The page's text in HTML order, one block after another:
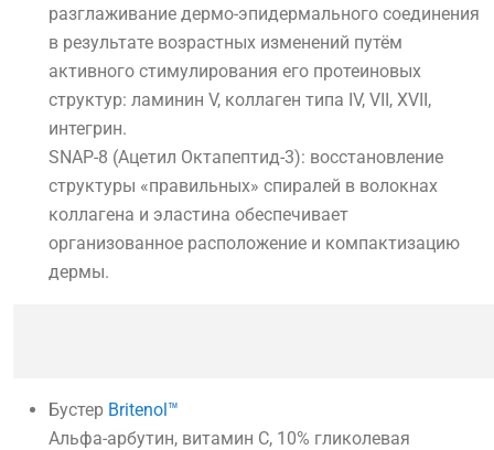
разглаживание дермо-эпидермального соединения
в результате возрастных изменений путём
активного стимулирования его протеиновых
структур: ламинин V, коллаген типа IV, VII, XVII,
интегрин.
SNAP-8 (Ацетил Октапептид-3): восстановление
структуры «правильных» спиралей в волокнах
коллагена и эластина обеспечивает
организованное расположение и компактизацию
дермы.
Бустер Britenol™
Альфа-арбутин, витамин С, 10% гликолевая